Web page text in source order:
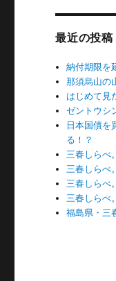
ン
最近の投稿
納付期限を
那須烏山の
はじめて見
ゼントウシ
日本国債を
る！？
三春しらべ
三春しら
三春しらべ
三春しらべ
福島県・